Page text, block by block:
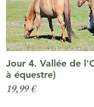
Jour 4. Vallée de
à équestre)
19,99 €